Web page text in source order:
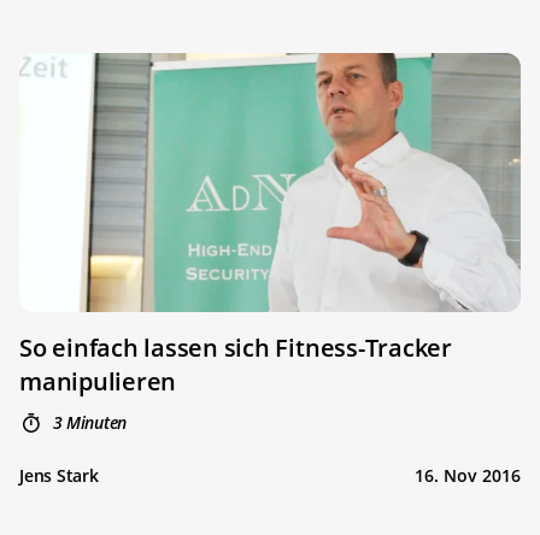
So einfach lassen sich Fitness-Tracker
manipulieren
3 Minuten
Jens Stark 16. Nov 2016